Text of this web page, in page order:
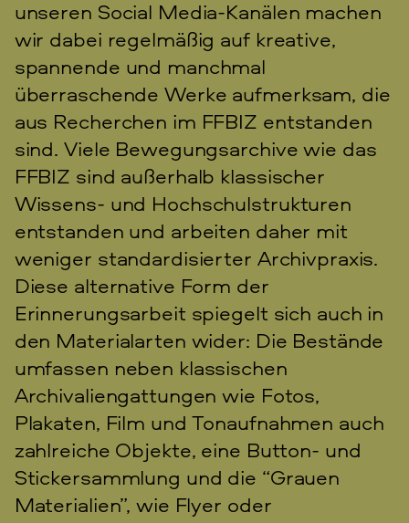
unseren Social Media-Kanälen machen
wir dabei regelmäßig auf kreative,
spannende und manchmal
überraschende Werke aufmerksam, die
aus Recherchen im FFBIZ entstanden
sind. Viele Bewegungsarchive wie das
FFBIZ sind außerhalb klassischer
Wissens- und Hochschulstrukturen
entstanden und arbeiten daher mit
weniger standardisierter Archivpraxis.
Diese alternative Form der
Erinnerungsarbeit spiegelt sich auch in
den Materialarten wider: Die Bestände
umfassen neben klassischen
Archivaliengattungen wie Fotos,
Plakaten, Film und Tonaufnahmen auch
zahlreiche Objekte, eine Button- und
Stickersammlung und die “Grauen
Materialien”, wie Flyer oder